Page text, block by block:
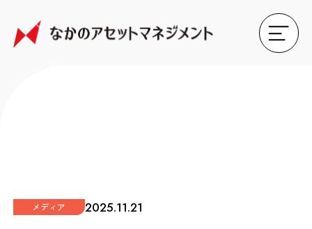
メディア 2025.11.21